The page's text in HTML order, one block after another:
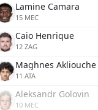
Lamine Camara
15 MEC
Caio Henrique
12 ZAG
Maghnes Akliouche
11 ATA
Aleksandr Golovin
10 MEC